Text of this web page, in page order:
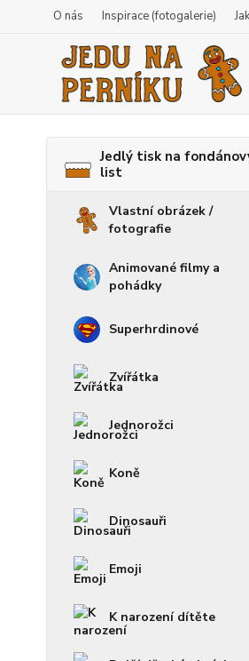
O nás Inspirace (fotogalerie)
Jedlý tisk na
list
Vlastní obrázek /
fotografie
Animované filmy a
pohádky
Superhrdinové
Zvířátka
Jednorožci
Koně
Dinosauři
Emoji
K narození dítěte